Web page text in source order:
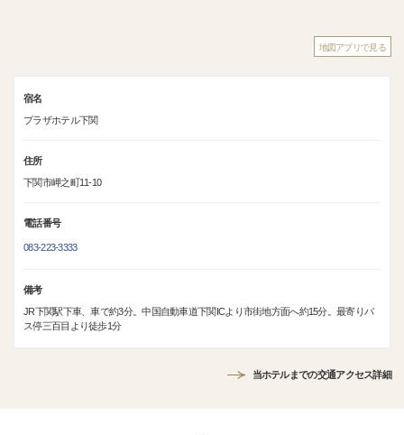
地図アプリで見る
宿名
プラザホテル下関
住所
下関市岬之町11-10
電話番号
083-223-3333
備考
JR下関駅下車、車で約3分。中国自動車道下関ICより市街地方面へ約15分。最寄りバ
ス停三百目より徒歩1分
当ホテルまでの交通アクセス詳細